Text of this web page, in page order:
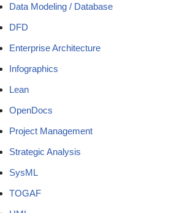
Data Modeling / Database
DFD
Enterprise Architecture
Infographics
Lean
OpenDocs
Project Management
Strategic Analysis
SysML
TOGAF